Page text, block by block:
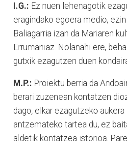
I.G.: Ez nuen lehenagotik
eragindako egoera medio,
Baliagarria izan da Mariaren
Errumaniaz. Nolanahi ere,
gutxik ezagutzen duen
M.P.: Proiektu berria da
berari zuzenean kontatzen
dago, elkar ezagutzeko
antzemateko tartea du, ez
aldetik kontatzea istorioa.